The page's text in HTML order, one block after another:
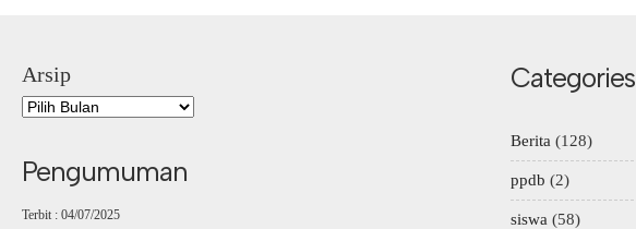
Arsip
Pengumuman
Terbit : 04/07/2025
Categories
Berita (128)
ppdb (2)
siswa (58)